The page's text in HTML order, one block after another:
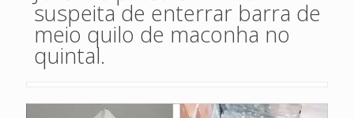
suspeita de enterrar barra de
meio quilo de maconha no
quintal.